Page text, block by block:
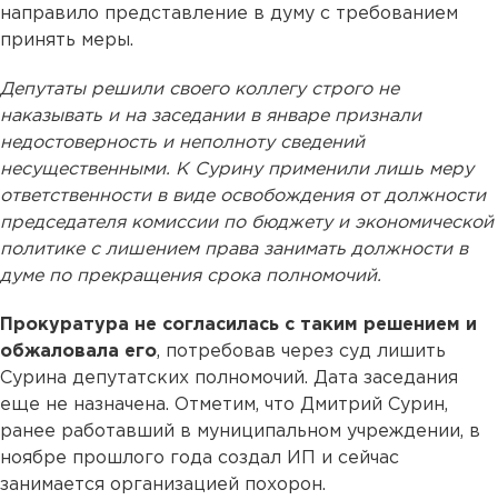
направило представление в думу с требованием
принять меры.
Депутаты решили своего коллегу строго не
наказывать и на заседании в январе признали
недостоверность и неполноту сведений
несущественными. К Сурину применили лишь меру
ответственности в виде освобождения от должности
председателя комиссии по бюджету и экономической
политике с лишением права занимать должности в
думе по прекращения срока полномочий.
Прокуратура не согласилась с таким решением и
обжаловала его, потребовав через суд лишить
Сурина депутатских полномочий. Дата заседания
еще не назначена. Отметим, что Дмитрий Сурин,
ранее работавший в муниципальном учреждении, в
ноябре прошлого года создал ИП и сейчас
занимается организацией похорон.